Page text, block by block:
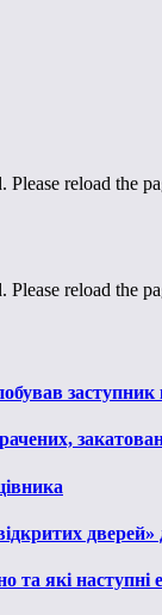
reload the
reload the
дверей»
які наступні